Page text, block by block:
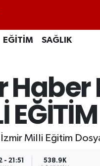
EĞİTİM SAĞLIK
Milli Eğitim
- 21:51 538.9K